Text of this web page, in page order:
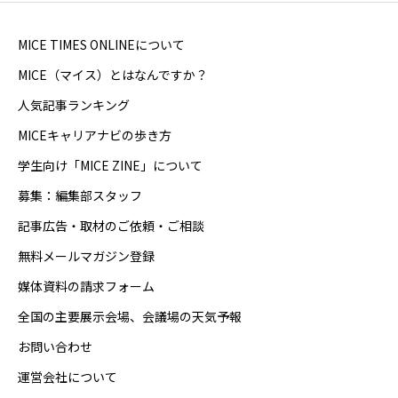
MICE TIMES ONLINEについて
MICE（マイス）とはなんですか？
人気記事ランキング
MICEキャリアナビの歩き方
学生向け「MICE ZINE」について
募集：編集部スタッフ
記事広告・取材のご依頼・ご相談
無料メールマガジン登録
媒体資料の請求フォーム
全国の主要展示会場、会議場の天気予報
お問い合わせ
運営会社について